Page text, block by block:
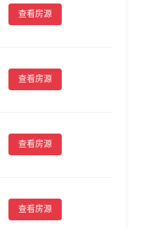
查看房源
查看房源
查看房源
查看房源